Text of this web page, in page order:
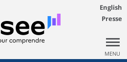
English
Presse
MENU